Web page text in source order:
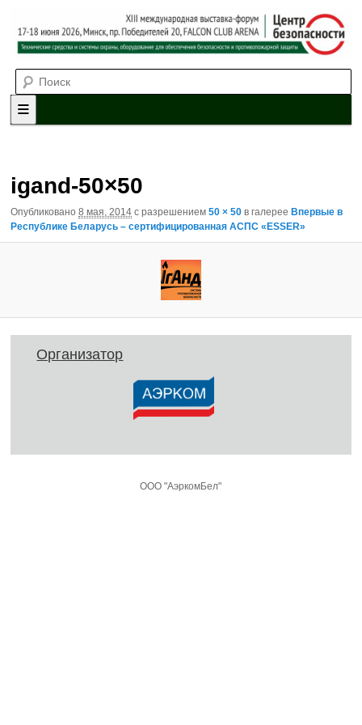
XII международная выставка-
форум «Центр безопасности»
систем охраны, оборудования для обеспечения безопасности и
противопожарной защиты. 4-5 июня 2025, Минск, пр. Победителей,
20
Главное меню
Перейти к основному содержимому
Перейти к дополнительному содержимому
igand-50×50
Опубликовано 8 мая, 2014 с разрешением 50 × 50 в галерее Впервые в
Республике Беларусь – сертифицированная АСПС «ESSER»
Организатор
ООО "АэркомБел"